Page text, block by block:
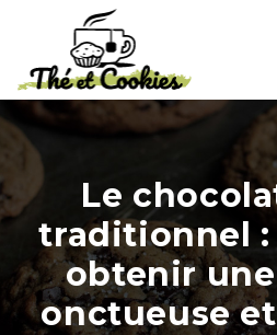
Le
traditionnel
obtenir
onctueuse